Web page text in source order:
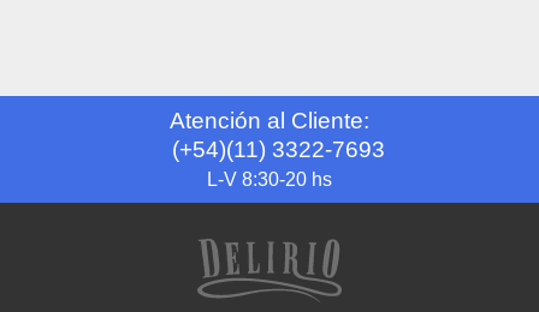
Atención al Cliente:
(+54)(11) 3322-7693
L-V 8:30-20 hs